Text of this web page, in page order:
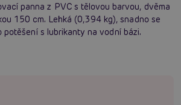
panna z PVC s tělovou barvou, dvěma
150 cm. Lehká (0,394 kg), snadno se
potěšení s lubrikanty na vodní bázi.